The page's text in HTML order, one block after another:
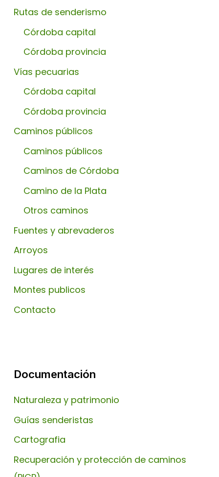
Rutas de senderismo
Córdoba capital
Córdoba provincia
Vías pecuarias
Córdoba capital
Córdoba provincia
Caminos públicos
Caminos públicos
Caminos de Córdoba
Camino de la Plata
Otros caminos
Fuentes y abrevaderos
Arroyos
Lugares de interés
Montes publicos
Contacto
Documentación
Naturaleza y patrimonio
Guías senderistas
Cartografia
Recuperación y protección de caminos